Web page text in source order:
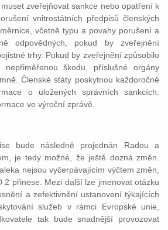
zveřejňovat sankce nebo opatření k
vnitrostátních předpisů členských
včetně typu a povahy porušení a
odpovědných, pokud by zveřejnění
trhy. Pokud by zveřejnění způsobilo
nepřiměřenou škodu, příslušné orgány
Členské státy poskytnou každoročně
o uložených správních sankcích.
ve výroční zprávě.
bude následně projednán Radou a
je tedy možné, že ještě dozná změn.
nejsou vyčerpávajícím výčtem změn,
2 přinese. Mezi další lze jmenovat otázku
a zefektivnění ustanovení týkajících
služeb v rámci Evropské unie,
tak bude snadnější provozovat